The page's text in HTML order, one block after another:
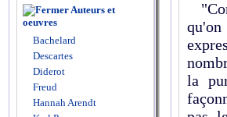
Auteurs et
oeuvres
Bachelard
Descartes
Diderot
Freud
Hannah Arendt
la